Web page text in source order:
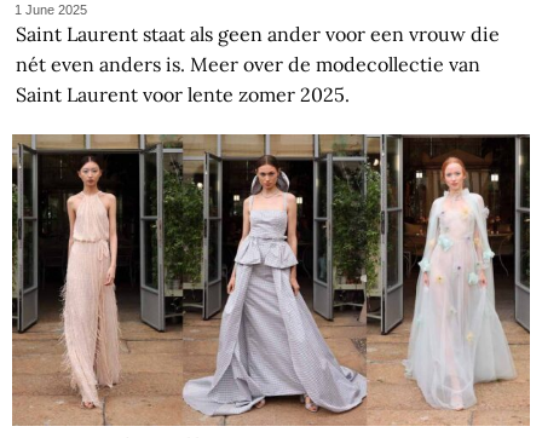
1 June 2025
Saint Laurent staat als geen ander voor een vrouw die
nét even anders is. Meer over de modecollectie van
Saint Laurent voor lente zomer 2025.